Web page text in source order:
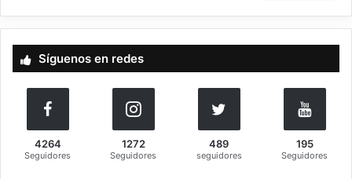
a
:
Síguenos en redes
4264
Seguidores
1272
Seguidores
489
seguidores
195
Seguidores